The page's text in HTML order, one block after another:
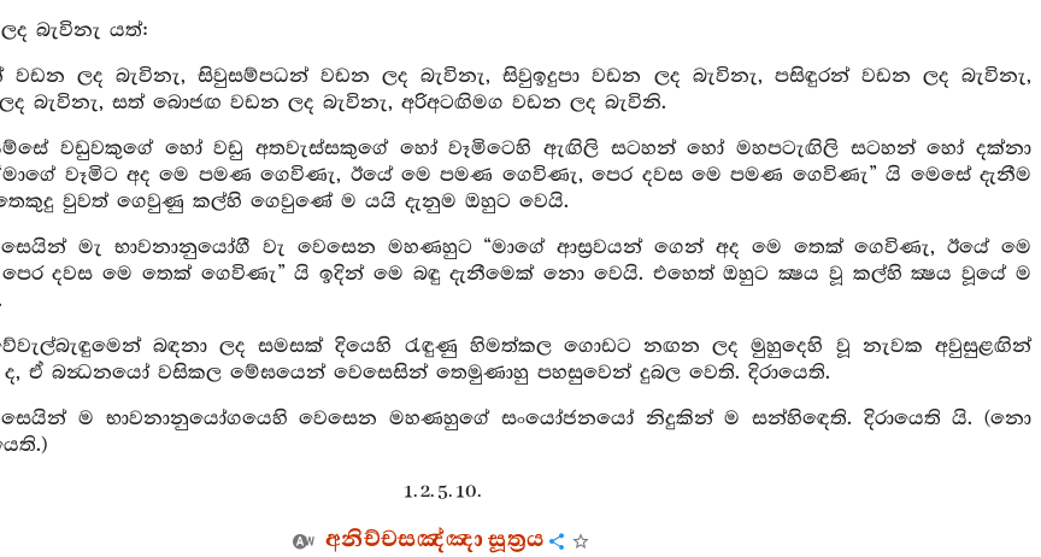
බැවිනැ යත්:
ලද බැවිනැ, සිවුසම්පධන් වඩන ලද බැවිනැ, සිවුඉදුපා වඩන ලද බැවිනැ, පසිඳුරන් වඩන ලද බැවිනැ,
බැවිනැ, සත් බොජඟ වඩන ලද බැවිනැ, අරිඅටඟිමග වඩන ලද බැවිනි.
වඩුවකුගේ හෝ වඩු අතවැස්සකුගේ හෝ වෑමිටෙහි ඇඟිලි සටහන් හෝ මහපටැඟිලි සටහන් හෝ දක්නා
වෑමිට අද මෙ පමණ ගෙවිණැ, ඊයේ මෙ පමණ ගෙවිණැ, පෙර දවස මෙ පමණ ගෙවිණැ” යි මෙසේ දැනීම
වුවත් ගෙවුණු කල්හි ගෙවුණේ ම යයි දැනුම ඔහුට වෙයි.
මැ භාවනානුයෝගී වැ වෙසෙන මහණහුට “මාගේ ආස්‍රවයන් ගෙන් අද මෙ තෙක් ගෙවිණැ, ඊයේ මෙ
දවස මෙ තෙක් ගෙවිණැ” යි ඉදින් මෙ බඳු දැනීමෙක් නො වෙයි. එහෙත් ඔහුට ක්‍ෂය වූ කල්හි ක්‍ෂය වූයේ ම
බඳනා ලද සමසක් දියෙහි රැඳුණු හිමත්කල ගොඩට නඟන ලද මුහුදෙහි වූ නැවක අවුසුළඟින්
ද, ඒ බන්‍ධනයෝ වසිකල මේඝයෙන් වෙසෙසින් තෙමුණාහු පහසුවෙන් දුබල වෙති. දිරායෙති.
ම භාවනානුයෝගයෙහි වෙසෙන මහණහුගේ සංයෝජනයෝ නිදුකින් ම සන්හිඳෙති. දිරායෙති යි. (නො
1. 2. 5. 10.
අනිච්චසඤ්ඤා සූත්‍රය